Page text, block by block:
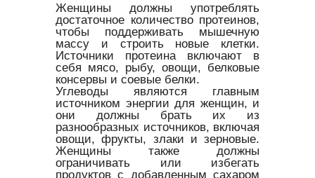
Женщины должны употреблять
достаточное количество протеинов,
чтобы поддерживать мышечную
массу и строить новые клетки.
Источники протеина включают в
себя мясо, рыбу, овощи, белковые
консервы и соевые белки.
Углеводы являются главным
источником энергии для женщин, и
они должны брать их из
разнообразных источников, включая
овощи, фрукты, злаки и зерновые.
Женщины также должны
ограничивать или избегать
продуктов с добавленным сахаром